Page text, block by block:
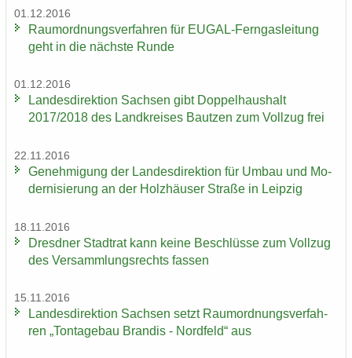
01.12.2016
Raum­ord­nungs­ver­fah­ren für EUGAL-​Ferngasleitung
geht in die nächs­te Runde
01.12.2016
Lan­des­di­rek­ti­on Sach­sen gibt Dop­pel­haus­halt
2017/2018 des Land­krei­ses Baut­zen zum Voll­zug frei
22.11.2016
Ge­neh­mi­gung der Lan­des­di­rek­ti­on für Umbau und Mo­
der­ni­sie­rung an der Holz­häu­ser Stra­ße in Leip­zig
18.11.2016
Dresd­ner Stadt­rat kann keine Be­schlüs­se zum Voll­zug
des Ver­samm­lungs­rechts fas­sen
15.11.2016
Lan­des­di­rek­ti­on Sach­sen setzt Raum­ord­nungs­ver­fah­
ren „Ton­ta­ge­bau Bran­dis - Nord­feld“ aus